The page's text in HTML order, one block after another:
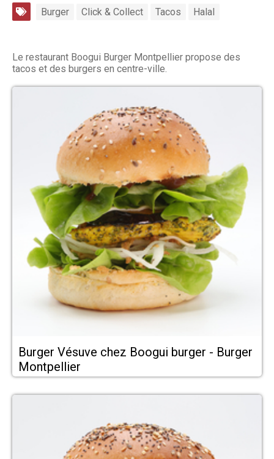
Burger
Click & Collect Tacos Halal
Le restaurant Boogui Burger Montpellier propose des
tacos et des burgers en centre-ville.
Burger Vésuve chez Boogui burger - Burger
Montpellier